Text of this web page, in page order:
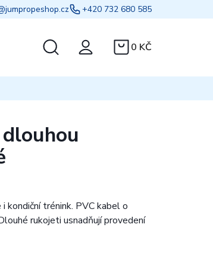
+420 732 680 585
Hledat
0 KČ
Kontakt
kondiční trénink. PVC kabel o
rukojeti usnadňují provedení